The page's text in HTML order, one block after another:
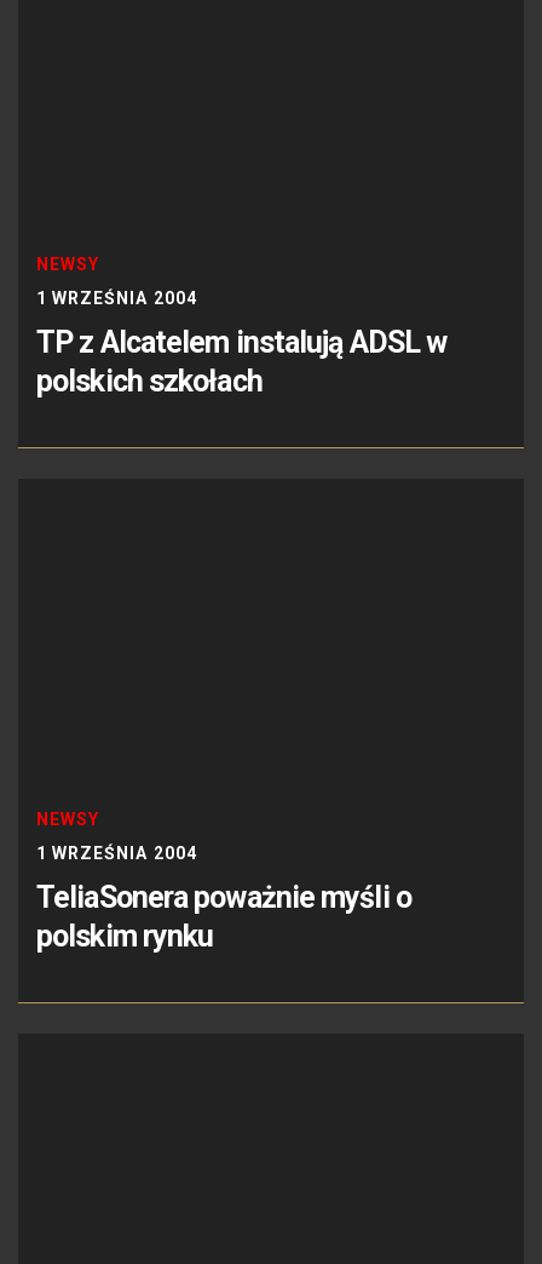
NEWSY
1 WRZEŚNIA 2004
TP z Alcatelem instalują ADSL w
polskich szkołach
NEWSY
1 WRZEŚNIA 2004
TeliaSonera poważnie myśli o
polskim rynku